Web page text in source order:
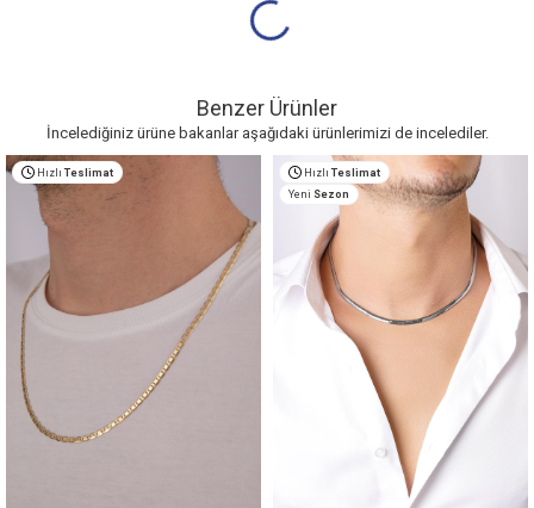
Benzer Ürünler
İncelediğiniz ürüne bakanlar aşağıdaki ürünlerimizi de incelediler.
Hızlı Teslimat Hızlı Teslimat
Yeni Sezon